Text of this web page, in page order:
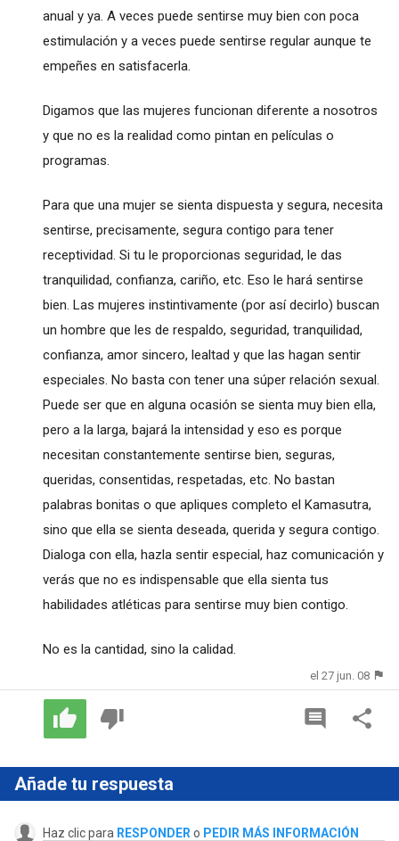
anual y ya. A veces puede sentirse muy bien con poca
estimulación y a veces puede sentirse regular aunque te
empeñes en satisfacerla.
Digamos que las mujeres funcionan diferente a nosotros
y que no es la realidad como pintan en películas o
programas.
Para que una mujer se sienta dispuesta y segura, necesita
sentirse, precisamente, segura contigo para tener
receptividad. Si tu le proporcionas seguridad, le das
tranquilidad, confianza, cariño, etc. Eso le hará sentirse
bien. Las mujeres instintivamente (por así decirlo) buscan
un hombre que les de respaldo, seguridad, tranquilidad,
confianza, amor sincero, lealtad y que las hagan sentir
especiales. No basta con tener una súper relación sexual.
Puede ser que en alguna ocasión se sienta muy bien ella,
pero a la larga, bajará la intensidad y eso es porque
necesitan constantemente sentirse bien, seguras,
queridas, consentidas, respetadas, etc. No bastan
palabras bonitas o que apliques completo el Kamasutra,
sino que ella se sienta deseada, querida y segura contigo.
Dialoga con ella, hazla sentir especial, haz comunicación y
verás que no es indispensable que ella sienta tus
habilidades atléticas para sentirse muy bien contigo.
No es la cantidad, sino la calidad.
el 27 jun. 08
Añade tu respuesta
Haz clic para RESPONDER o PEDIR MÁS INFORMACIÓN